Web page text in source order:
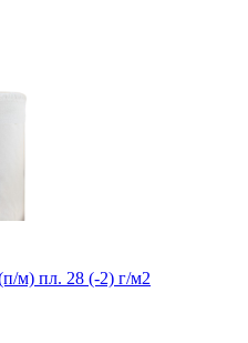
м) пл. 28 (-2) г/м2